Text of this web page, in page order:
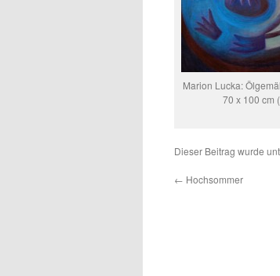
Marion Lucka:
70 x 100 cm
Dieser Beitrag wurde
← Hochsommer